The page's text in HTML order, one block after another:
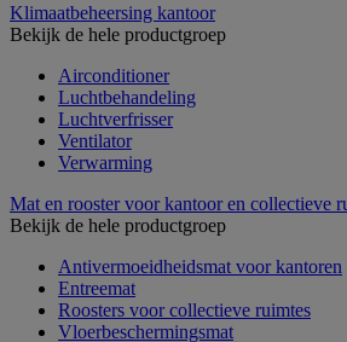
Klimaatbeheersing kantoor
Bekijk de hele productgroep
Airconditioner
Luchtbehandeling
Luchtverfrisser
Ventilator
Verwarming
Mat en rooster voor kantoor en collectieve
Bekijk de hele productgroep
Antivermoeidheidsmat voor kantoren
Entreemat
Roosters voor collectieve ruimtes
Vloerbeschermingsmat